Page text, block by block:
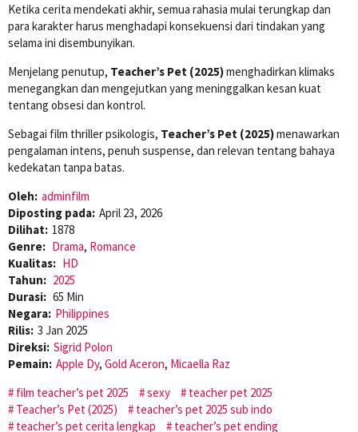
Ketika cerita mendekati akhir, semua rahasia mulai terungkap dan
para karakter harus menghadapi konsekuensi dari tindakan yang
selama ini disembunyikan.
Menjelang penutup, Teacher’s Pet (2025)menghadirkan klimaks
menegangkan dan mengejutkan yang meninggalkan kesan kuat
tentang obsesi dan kontrol.
Sebagai film thriller psikologis, Teacher’s Pet (2025)menawarkan
pengalaman intens, penuh suspense, dan relevan tentang bahaya
kedekatan tanpa batas.
Oleh: adminfilm
Diposting pada: April 23, 2026
Dilihat: 1878
Genre: Drama, Romance
Kualitas: HD
Tahun: 2025
Durasi: 65 Min
Negara: Philippines
Rilis: 3 Jan 2025
Direksi: Sigrid Polon
Pemain: Apple Dy, Gold Aceron, Micaella Raz
film teacher’s pet 2025
sexy
teacher pet 2025
Teacher’s Pet (2025)
teacher’s pet 2025 sub indo
teacher’s pet cerita lengkap
teacher’s pet ending